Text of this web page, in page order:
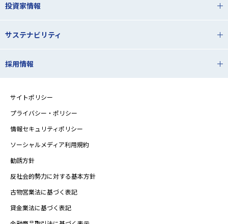
投資家情報
サステナビリティ
採用情報
サイトポリシー
プライバシー・ポリシー
情報セキュリティポリシー
ソーシャルメディア利用規約
勧誘方針
反社会的勢力に対する基本方針
古物営業法に基づく表記
貸金業法に基づく表記